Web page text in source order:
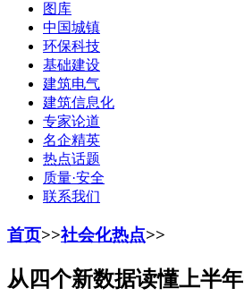
图库
中国城镇
环保科技
基础建设
建筑电气
建筑信息化
专家论道
名企精英
热点话题
质量·安全
联系我们
首页>>社会化热点>>
从四个新数据读懂上半